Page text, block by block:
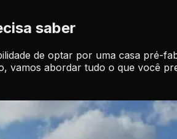
saber
de optar por uma casa pré-
vamos abordar tudo o que você